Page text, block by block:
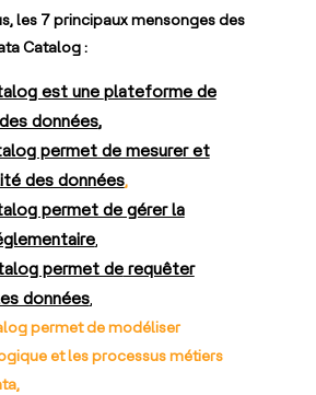
les 7 principaux mensonges des
Catalog :
est une plateforme de
données,
permet de mesurer et
des données,
permet de gérer la
,
permet derequêter
données,
permet de modéliser
et les processus métiers